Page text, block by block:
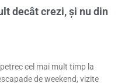
decât crezi, și nu din
cel mai mult timp la
de weekend, vizite